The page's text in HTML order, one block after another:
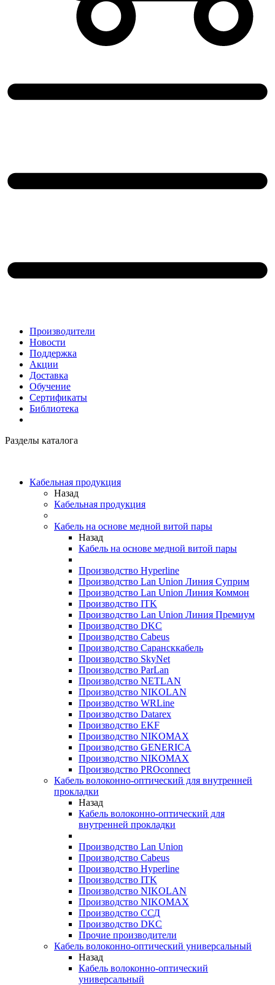
Производители
Новости
Поддержка
Акции
Доставка
Обучение
Сертификаты
Библиотека
Разделы каталога
Кабельная продукция
Назад
Кабельная продукция
Кабель на основе медной витой пары
Назад
Кабель на основе медной витой пары
Производство Hyperline
Производство Lan Union Линия Суприм
Производство Lan Union Линия Коммон
Производство ITK
Производство Lan Union Линия Премиум
Производство DKC
Производство Cabeus
Производство Сарансккабель
Производство SkyNet
Производство ParLan
Производство NETLAN
Производство NIKOLAN
Производство WRLine
Производство Datarex
Производство EKF
Производство NIKOMAX
Производство GENERICA
Производство NIKOMAX
Производство PROconnect
Кабель волоконно-оптический для внутренней
прокладки
Назад
Кабель волоконно-оптический для
внутренней прокладки
Производство Lan Union
Производство Cabeus
Производство Hyperline
Производство ITK
Производство NIKOLAN
Производство NIKOMAX
Производство ССД
Производство DKC
Прочие производители
Кабель волоконно-оптический универсальный
Назад
Кабель волоконно-оптический
универсальный